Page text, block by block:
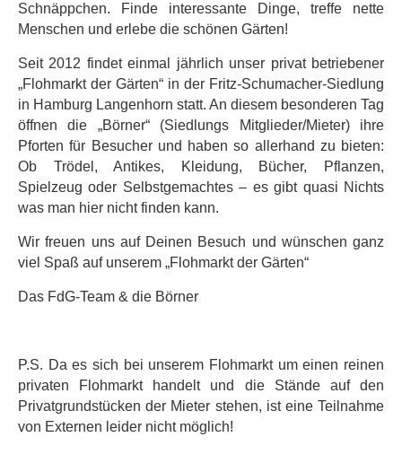
Schnäppchen. Finde interessante Dinge, treffe nette
Menschen und erlebe die schönen Gärten!
Seit 2012 findet einmal jährlich unser privat betriebener
„Flohmarkt der Gärten“ in der Fritz-Schumacher-Siedlung
in Hamburg Langenhorn statt. An diesem besonderen Tag
öffnen die „Börner“ (Siedlungs Mitglieder/Mieter) ihre
Pforten für Besucher und haben so allerhand zu bieten:
Ob Trödel, Antikes, Kleidung, Bücher, Pflanzen,
Spielzeug oder Selbstgemachtes – es gibt quasi Nichts
was man hier nicht finden kann.
Wir freuen uns auf Deinen Besuch und wünschen ganz
viel Spaß auf unserem „Flohmarkt der Gärten“
Das FdG-Team & die Börner
P.S. Da es sich bei unserem Flohmarkt um einen reinen
privaten Flohmarkt handelt und die Stände auf den
Privatgrundstücken der Mieter stehen, ist eine Teilnahme
von Externen leider nicht möglich!